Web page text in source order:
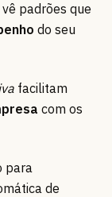
padrões que
do seu
facilitam
com os
para
de